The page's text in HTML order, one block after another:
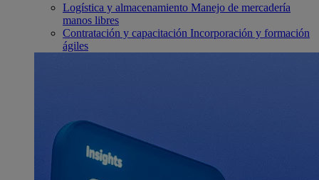
Logística y almacenamiento Manejo de mercadería
manos libres
Contratación y capacitación Incorporación y formación
ágiles